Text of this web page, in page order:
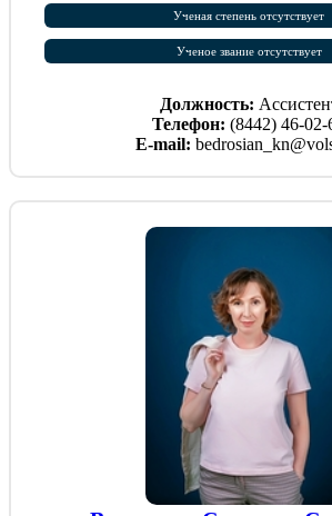
Ученая степень отсутствует
Ученое звание отсутствует
Должность:
Телефон: (8442) 46-02-
E-mail: